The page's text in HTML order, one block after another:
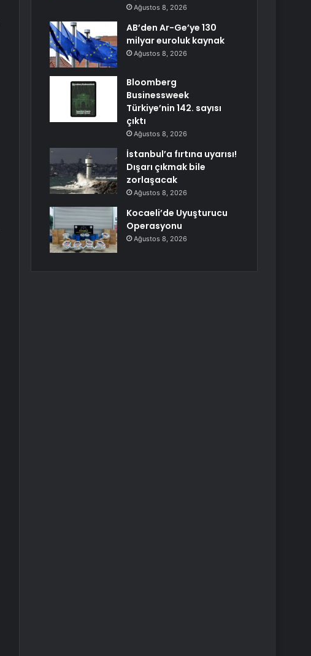
Ağustos 8, 2026
AB’den Ar-Ge’ye 130
milyar euroluk kaynak
Ağustos 8, 2026
Bloomberg
Businessweek
Türkiye’nin 142. sayısı
çıktı
Ağustos 8, 2026
İstanbul’a fırtına uyarısı!
Dışarı çıkmak bile
zorlaşacak
Ağustos 8, 2026
Kocaeli’de Uyuşturucu
Operasyonu
Ağustos 8, 2026